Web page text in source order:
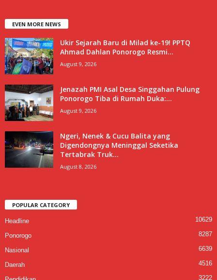
EVEN MORE NEWS
Ukir Sejarah Baru di Milad ke-19! PPTQ
Ahmad Dahlan Ponorogo Resmi...
August 9, 2026
Jenazah PMI Asal Desa Singgahan Pulung
Ponorogo Tiba di Rumah Duka:...
August 9, 2026
Ngeri, Nenek & Cucu Balita yang
Digendongnya Meninggal Seketika
Tertabrak Truk...
August 8, 2026
POPULAR CATEGORY
Headline 10629
Ponorogo 8287
Nasional 6639
Daerah 4516
3222